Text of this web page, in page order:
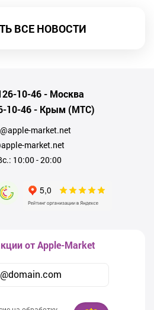
ВСЕ НОВОСТИ
10-46- Москва
10-46- Крым (МТС)
market.net
market.net
10:00 - 20:00
от Apple-Market